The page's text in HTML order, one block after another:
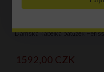
Dámská kabelka batůžek
1592,00 CZK